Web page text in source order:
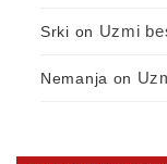
Srki on Uzmi
Nemanja on